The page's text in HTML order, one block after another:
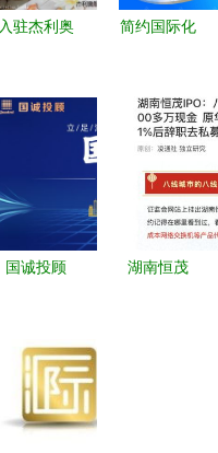
入驻杰利奥
简约国际化
与展板设计
参考
国诚投顾
机，能否真
正助力投资
新高度？
湖南恒茂